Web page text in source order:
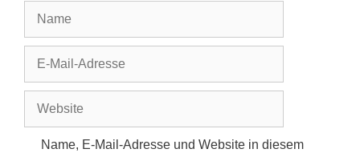
Adresse
Name, E-Mail-Adresse und Website in diesem